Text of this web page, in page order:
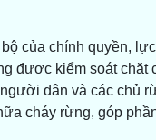
của chính quyền,
được kiểm soát chặt
dân và các chủ
cháy rừng, góp